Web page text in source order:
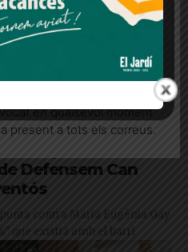
Defensem Can
contra Maria Eugènia Gay
que existia amb el barri
Rebutjar tot
al Diari el Jardí, dona el
per rebre comunicacions
en qualsevol moment
present a tots els correus.